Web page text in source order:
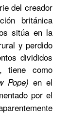
del creador
británica
sitúa en la
y perdido
divididos
tiene como
Pope) en el
por el